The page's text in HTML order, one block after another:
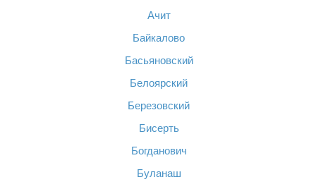
Ачит
Байкалово
Басьяновский
Белоярский
Березовский
Бисерть
Богданович
Буланаш